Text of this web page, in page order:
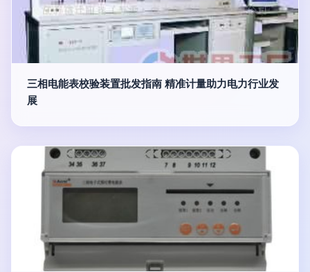
三相电能表校验装置批发指南 精准计量助力电力行业发
展